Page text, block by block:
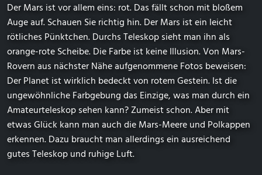
Der Mars ist vor allem eins: rot. Das fällt schon mit bloßem
Auge auf. Schauen Sie richtig hin. Der Mars ist ein leicht
rötliches Pünktchen. Durchs Teleskop sieht man ihn als
orange-rote Scheibe. Die Farbe ist keine Illusion. Von Mars-
Rovern aus nächster Nähe aufgenommene Fotos beweisen:
Der Planet ist wirklich bedeckt von rotem Gestein. Ist die
ungewöhnliche Farbgebung das Einzige, was man durch ein
Amateurteleskop sehen kann? Zumeist schon. Aber mit
etwas Glück kann man auch die Mars-Meere und Polkappen
erkennen. Dazu braucht man allerdings ein ausreichend
gutes Teleskop und ruhige Luft.